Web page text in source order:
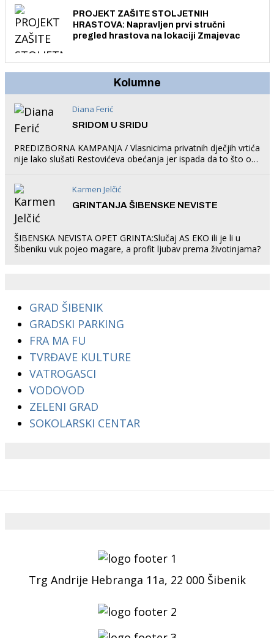
PROJEKT ZAŠITE STOLJETNIH
HRASTOVA: Napravljen prvi stručni
pregled hrastova na lokaciji Zmajevac
Kolumne
Diana Ferić
SRIDOM U SRIDU
PREDIZBORNA KAMPANJA / Vlasnicima privatnih dječjih vrtića
nije lako slušati Restovićeva obećanja jer ispada da to što oni
Karmen Jelčić
GRINTANJA ŠIBENSKE NEVISTE
ŠIBENSKA NEVISTA OPET GRINTA:Slučaj AS EKO ili je li u
Šibeniku vuk pojeo magare, a profit ljubav prema životinjama?
GRAD ŠIBENIK
GRADSKI PARKING
FRA MA FU
TVRĐAVE KULTURE
VATROGASCI
VODOVOD
ZELENI GRAD
SOKOLARSKI CENTAR
Trg Andrije Hebranga 11a, 22 000 Šibenik